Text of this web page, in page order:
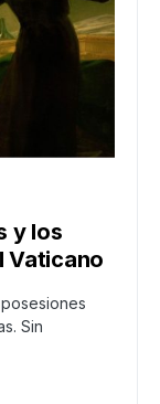
y los
Vaticano
Sin